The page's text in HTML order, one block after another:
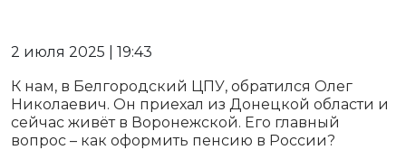
2 июля 2025 | 19:43
К нам, в Белгородский ЦПУ, обратился Олег
Николаевич. Он приехал из Донецкой области и
сейчас живёт в Воронежской. Его главный
вопрос – как оформить пенсию в России?